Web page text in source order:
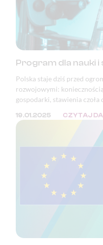
Program dla nauki
Polska staje dziś przed
rozwojowymi:
gospodarki, stawienia
wykorzystaniem
19.01.2025 CZYTAJ